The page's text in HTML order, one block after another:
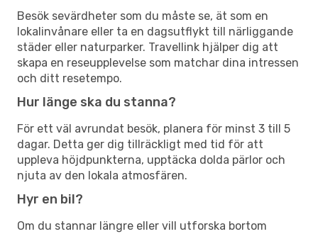
Besök sevärdheter som du måste se, ät som en
lokalinvånare eller ta en dagsutflykt till närliggande
städer eller naturparker. Travellink hjälper dig att
skapa en reseupplevelse som matchar dina intressen
och ditt resetempo.
Hur länge ska du stanna?
För ett väl avrundat besök, planera för minst 3 till 5
dagar. Detta ger dig tillräckligt med tid för att
uppleva höjdpunkterna, upptäcka dolda pärlor och
njuta av den lokala atmosfären.
Hyr en bil?
Om du stannar längre eller vill utforska bortom